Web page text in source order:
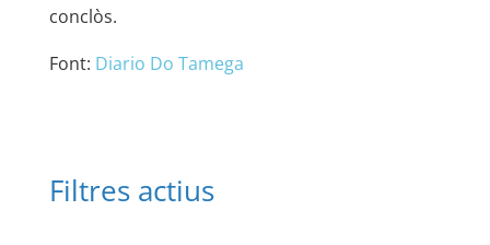
conclòs.
Font: Diario Do Tamega
Filtres actius